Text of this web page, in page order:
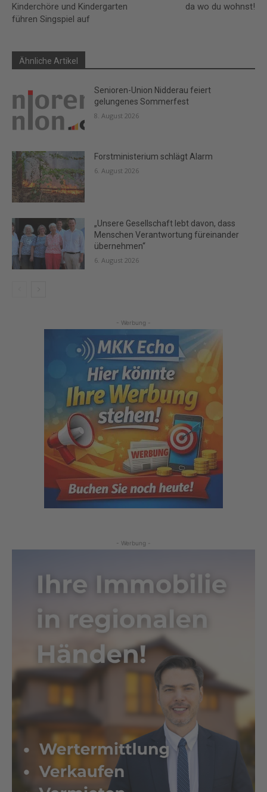
Kinderchöre und Kindergarten
führen Singspiel auf
da wo du wohnst!
Ähnliche Artikel
Senioren-Union Nidderau feiert
gelungenes Sommerfest
8. August 2026
Forstministerium schlägt Alarm
6. August 2026
„Unsere Gesellschaft lebt davon, dass
Menschen Verantwortung füreinander
übernehmen“
6. August 2026
- Werbung -
- Werbung -